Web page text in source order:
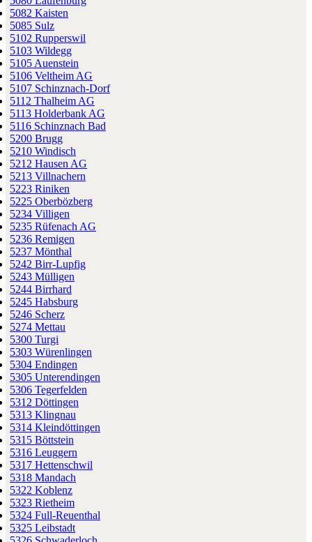
5082 Kaisten
5085 Sulz
5102 Rupperswil
5103 Wildegg
5105 Auenstein
5106 Veltheim AG
5107 Schinznach-Dorf
5112 Thalheim AG
5113 Holderbank AG
5116 Schinznach Bad
5200 Brugg
5210 Windisch
5212 Hausen AG
5213 Villnachern
5223 Riniken
5225 Oberbözberg
5234 Villigen
5235 Rüfenach AG
5236 Remigen
5237 Mönthal
5242 Birr-Lupfig
5243 Mülligen
5244 Birrhard
5245 Habsburg
5246 Scherz
5274 Mettau
5300 Turgi
5303 Würenlingen
5304 Endingen
5305 Unterendingen
5306 Tegerfelden
5312 Döttingen
5313 Klingnau
5314 Kleindöttingen
5315 Böttstein
5316 Leuggern
5317 Hettenschwil
5318 Mandach
5322 Koblenz
5323 Rietheim
5324 Full-Reuenthal
5325 Leibstadt